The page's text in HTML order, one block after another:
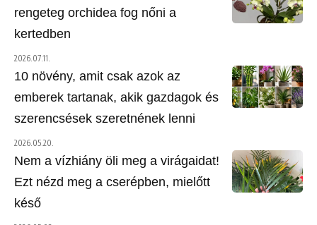
rengeteg orchidea fog nőni a
kertedben
2026.07.11.
10 növény, amit csak azok az
emberek tartanak, akik gazdagok és
szerencsések szeretnének lenni
2026.05.20.
Nem a vízhiány öli meg a virágaidat!
Ezt nézd meg a cserépben, mielőtt
késő